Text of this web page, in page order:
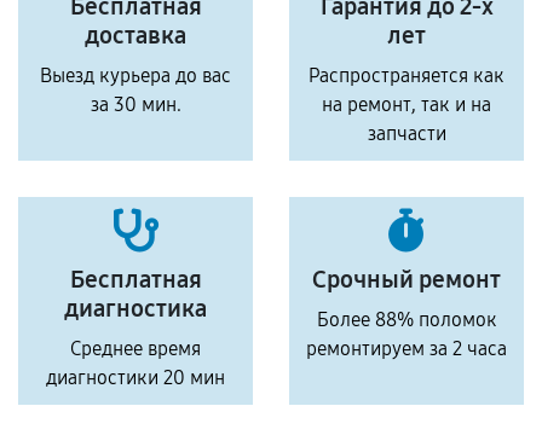
Бесплатная
доставка
Выезд курьера до вас
за 30 мин.
Гарантия до 2-х
лет
Распространяется как
на ремонт, так и на
запчасти
Бесплатная
диагностика
Среднее время
диагностики 20 мин
Срочный ремонт
Более 88% поломок
ремонтируем за 2 часа